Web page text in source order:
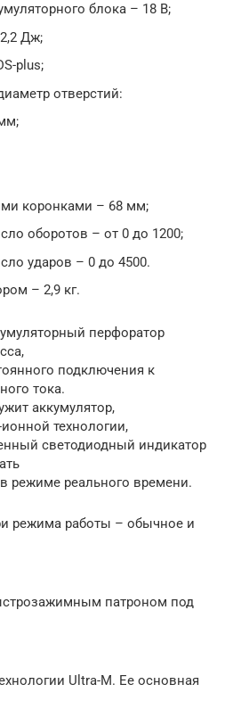
блока – 18 В;
Дж;
plus;
отверстий:
коронками – 68 мм;
оборотов – от 0 до 1200;
ударов – 0 до 4500.
– 2,9 кг.
перфоратор
подключения к
тока.
аккумулятор,
технологии,
светодиодный индикатор
режиме реального времени.
режима работы – обычное и
патроном под
Ultra-M. Ее основная